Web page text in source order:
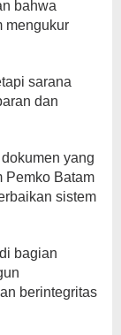
bahwa
mengukur
sarana
dan
yang
Pemko Batam
sistem
bagian
berintegritas